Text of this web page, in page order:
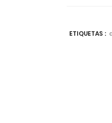
ETIQUETAS :